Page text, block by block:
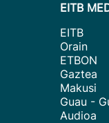
EITB
EITB
Orain
ETBON
Gaztea
Makusi
Guau -
Audioa